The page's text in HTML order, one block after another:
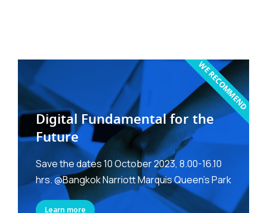
Digital Fundamental for the
Future
Save the dates 10 October 2023, 8.00-16.10
hrs. @Bangkok Narriott Marquis Queen's Park
Learn more
WE RECOMMEND